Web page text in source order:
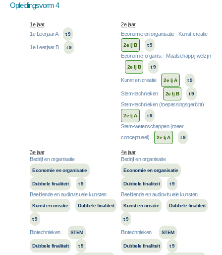
Opleidingsvorm 4
1e jaar
2e jaar
1e Leerjaar A
t 9
1e Leerjaar B t 9
Economie en organisatie - Kunst-creatie
2e lj B t 9
Economie-organis. - Maatschappij-welzijn
2e lj B t 9
Kunst en creatie 2e lj A t 9
Stem-technieken 2e lj B t 9
Stem-technieken (toepassingsgericht)
2e lj A t 9
Stem-wetenschappen (meer
conceptueel)
2e lj A t 9
3e jaar
4e jaar
Bedrijf en organisatie
Economie en organisatie
Dubbele finaliteit t 9
Beeldende en audiovisuele kunsten
Kunst en creatie Dubbele finaliteit
t 9
Biotechnieken STEM
Dubbele finaliteit t 9
Bedrijf en organisatie
Economie en organisatie
Dubbele finaliteit t 9
Beeldende en audiovisuele kunsten
Kunst en creatie Dubbele finaliteit
t 9
Biotechnieken STEM
Dubbele finaliteit t 9